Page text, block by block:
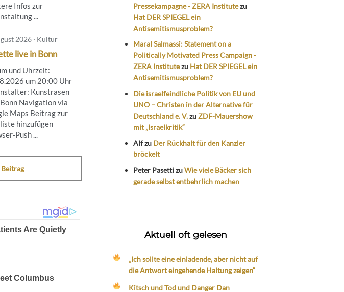
Infos zur
...
2026 · Kultur
live in Bonn
und Uhrzeit:
um 20:00 Uhr
Kunstrasen
Navigation via
Maps Beitrag zur
hinzufügen
Push ...
Pressekampagne - ZERA Institutezu
Hat DER SPIEGEL ein
Antisemitismusproblem?
Maral Salmassi: Statement on a
Politically Motivated Press Campaign -
ZERA Institutezu Hat DER SPIEGEL ein
Antisemitismusproblem?
Die israelfeindliche Politik von EU und
UNO – Christen in der Alternative für
Deutschland e. V.zuZDF-Mauershow
mit „Israelkritik“
Alfzu Der Rückhalt für den Kanzler
bröckelt
Peter PasettizuWie viele Bäcker sich
gerade selbst entbehrlich machen
Aktuell oft gelesen
„Ich sollte eine einladende, aber nicht auf
die Antwort eingehende Haltung zeigen“
Kitsch und Tod und Danger Dan